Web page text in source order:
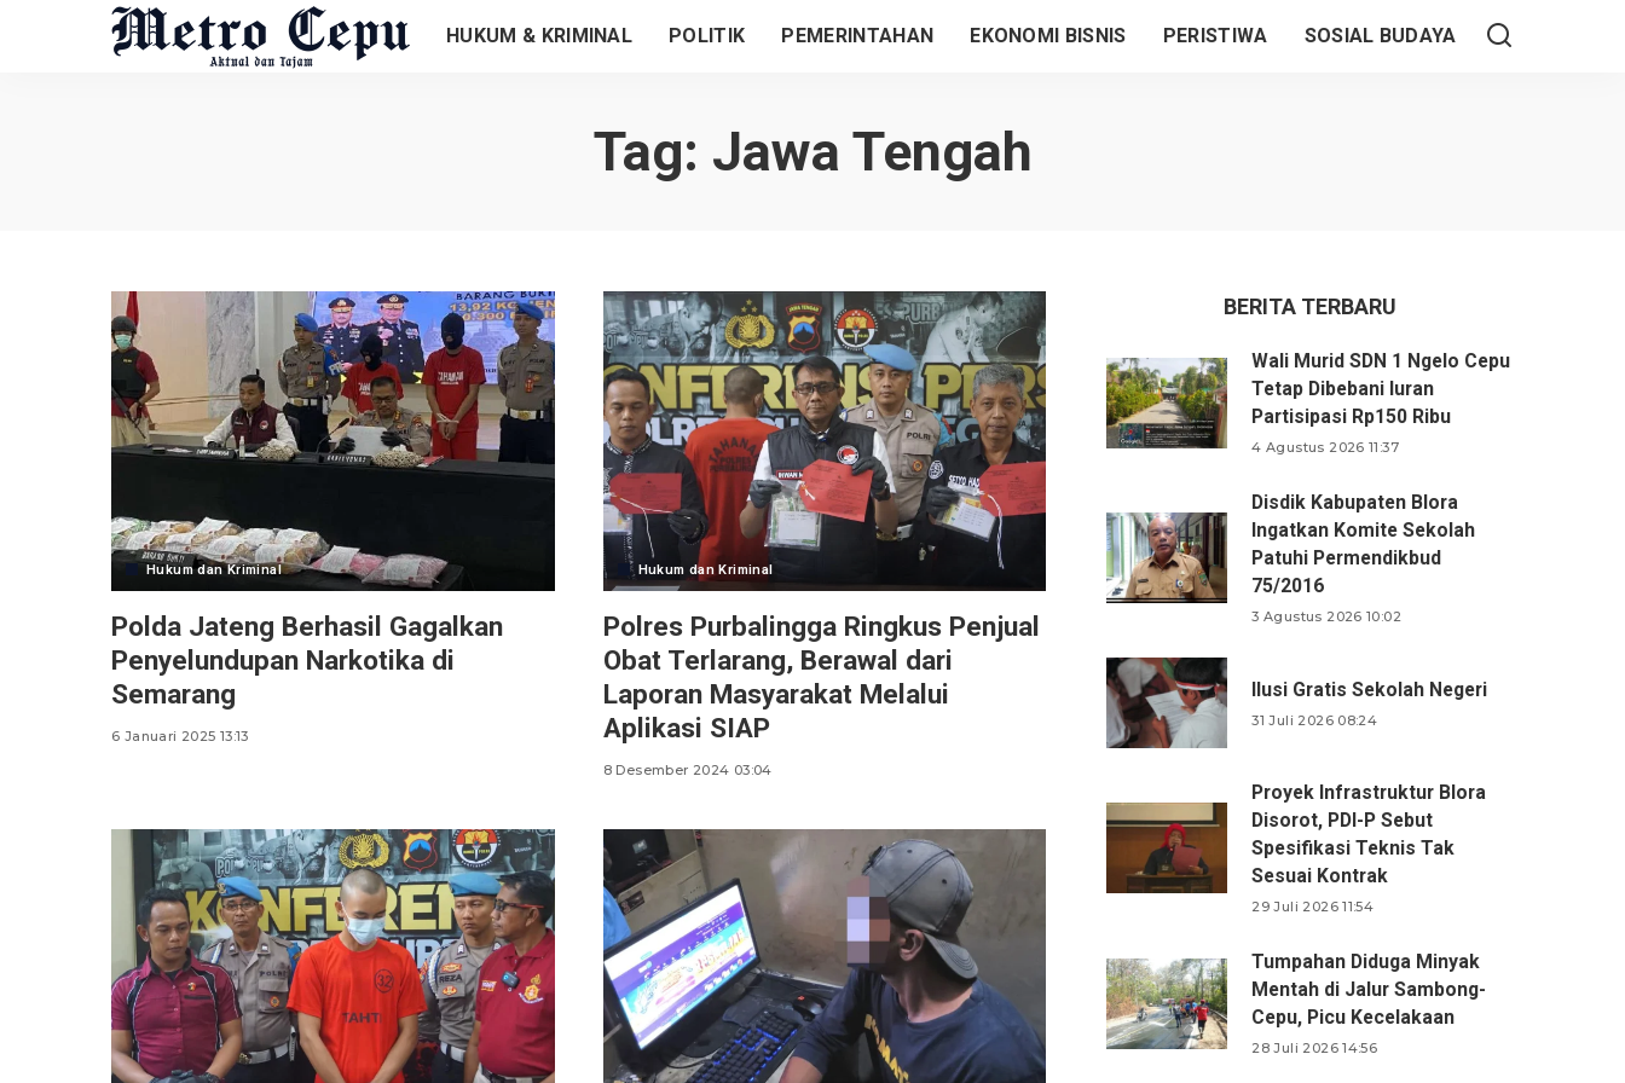
HUKUM & KRIMINAL POLITIK PEMERINTAHAN EKONOMI BISNIS PERISTIWA SOSIAL BUDAYA
Tag: Jawa Tengah
Hukum dan Kriminal
Polda Jateng Berhasil Gagalkan
Penyelundupan Narkotika di
Semarang
6 Januari 2025 13:13
Hukum dan Kriminal
Polres Purbalingga Ringkus Penjual
Obat Terlarang, Berawal dari
Laporan Masyarakat Melalui
Aplikasi SIAP
8 Desember 2024 03:04
BERITA TERBARU
Wali Murid SDN 1 Ngelo Cepu
Tetap Dibebani Iuran
Partisipasi Rp150 Ribu
4 Agustus 2026 11:37
Disdik Kabupaten Blora
Ingatkan Komite Sekolah
Patuhi Permendikbud
75/2016
3 Agustus 2026 10:02
Ilusi Gratis Sekolah Negeri
31 Juli 2026 08:24
Proyek Infrastruktur Blora
Disorot, PDI-P Sebut
Spesifikasi Teknis Tak
Sesuai Kontrak
29 Juli 2026 11:54
Tumpahan Diduga Minyak
Mentah di Jalur Sambong-
Cepu, Picu Kecelakaan
28 Juli 2026 14:56